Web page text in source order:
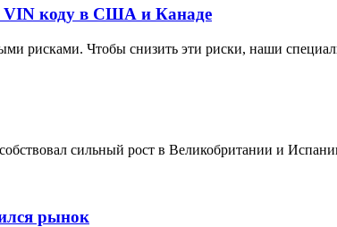
VIN коду в США и Канаде
рисками. Чтобы снизить эти риски, наши
сильный рост в Великобритании и
рынок